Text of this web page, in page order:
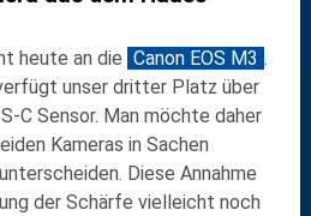
heute an die Canon EOS M3 .
unser dritter Platz über
C Sensor. Man möchte daher
Kameras in Sachen
Diese Annahme
der Schärfe vielleicht noch